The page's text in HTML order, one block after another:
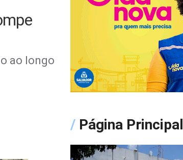
ao longo
/ Página Principal